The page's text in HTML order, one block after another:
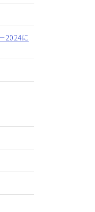
2024に